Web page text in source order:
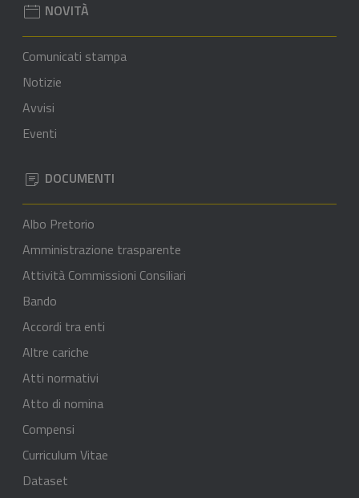
NOVITÀ
Comunicati stampa
Notizie
Avvisi
Eventi
DOCUMENTI
Albo Pretorio
Amministrazione trasparente
Attività Commissioni Consiliari
Bando
Accordi tra enti
Altre cariche
Atti normativi
Atto di nomina
Compensi
Curriculum Vitae
Dataset